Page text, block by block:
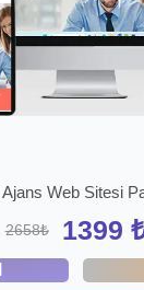
Ajans Web Sitesi
2658₺ 1399